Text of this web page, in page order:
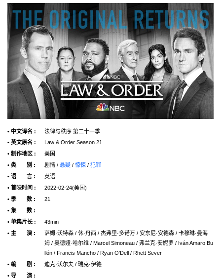
• 中文译名 :
法律与秩序 第二十一季
• 英文原名 :
Law & Order Season 21
• 制作地区 :
美国
• 类 别 :
剧情 / 悬疑 / 惊悚 / 犯罪
• 语 言 :
英语
• 首映时间 :
2022-02-24(美国)
• 季 数 :
21
• 集 数 :
• 单集片长 :
43min
• 主 演 :
萨姆·沃特森 / 休·丹西 / 杰弗里·多诺万 / 安东尼·安德森 / 卡穆琳·曼海
姆 / 奥德娅·哈尔维 / Marcel Simoneau / 弗兰克·安妮罗 / Iván Amaro Bu
llón / Francis Mancho / Ryan O'Dell / Rhett Sever
• 编 剧 :
迪克·沃尔夫 / 瑞克·伊德
• 导 演 :